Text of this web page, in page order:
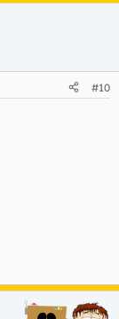
#10